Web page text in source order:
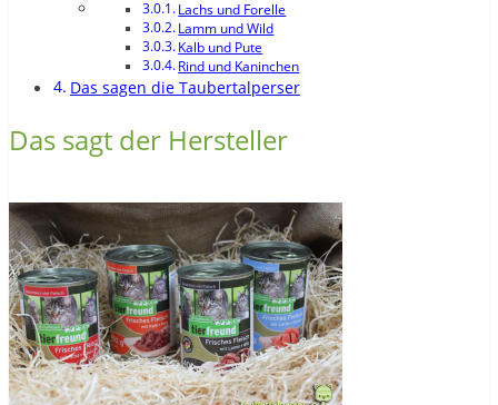
Lachs und Forelle
Lamm und Wild
Kalb und Pute
Rind und Kaninchen
Das sagen die Taubertalperser
Das sagt der Hersteller